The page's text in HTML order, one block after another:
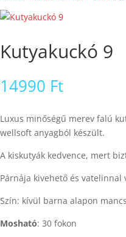
Kutyakuckó 9
14990 Ft
Luxus minőségű merev falú
wellsoft anyagból készült.
A kiskutyák kedvence, mert
Párnája kivehető és vatelinnal
Szín: kívül barna alapon
Mosható: 30 fokon